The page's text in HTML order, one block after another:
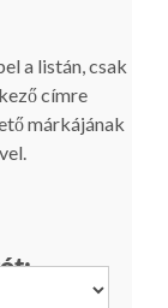
a listán, csak
címre
márkájának